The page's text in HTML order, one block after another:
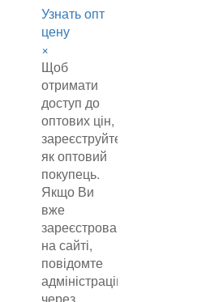
Узнать опт
цену
×
Щоб
отримати
доступ до
оптових цін,
зареєструйтеся
як оптовий
покупець.
Якщо Ви
вже
зареєстровані
на сайті,
повідомте
адміністрацію